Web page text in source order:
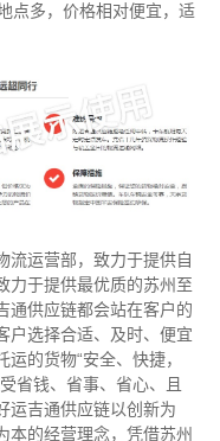
点多，价格相对便宜，适
流运营部，致力于提供自
力于提供最优质的苏州至
通供应链都会站在客户的
户选择合适、及时、便宜
的货物“安全、快捷，
省钱、省事、省心、且
运吉通供应链以创新为
本的经营理念，凭借苏州